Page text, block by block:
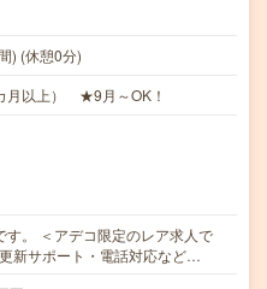
) (休憩0分)
月以上） ★9月～OK！
す。 ＜アデコ限定のレア求人で
新サポート・電話対応など…